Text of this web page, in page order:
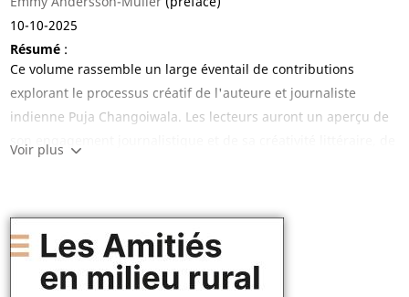
10-10-2025
Résumé:
Ce volume rassemble un large éventail de contributions
explorant le processus créatif de l'auteure et journaliste
indienne Puja Changoiwala. Les lecteurs auront un aperçu de
son engagement journalistique et de sa créativité littéraire, de
les universitaires à découvrir la voix d'une journaliste
infatigable et tenace et d'une auteure convaincante et
éloquente de fictions et d'essais. Ces témoignages de
première main mettent en lumière ses méthodes
Voir plus